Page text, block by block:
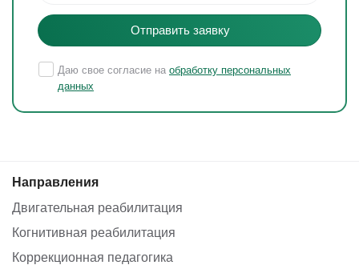
Отправить заявку
Даю свое согласие на обработку персональных
данных
Направления
Двигательная реабилитация
Когнитивная реабилитация
Коррекционная педагогика